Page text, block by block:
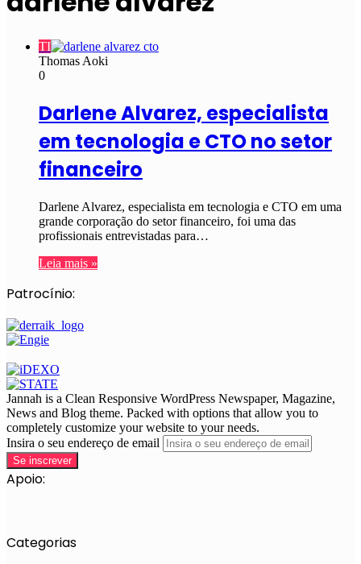
TI
Thomas Aoki
0
Darlene Alvarez, especialista
em tecnologia e CTO no setor
financeiro
Darlene Alvarez, especialista em tecnologia e CTO em uma
grande corporação do setor financeiro, foi uma das
profissionais entrevistadas para…
Leia mais »
Patrocínio:
Jannah is a Clean Responsive WordPress Newspaper, Magazine,
News and Blog theme. Packed with options that allow you to
completely customize your website to your needs.
Insira o seu endereço de email
Apoio:
Categorias